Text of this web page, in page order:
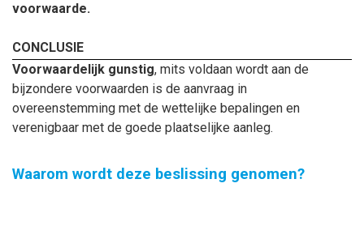
voorwaarde.
CONCLUSIE
Voorwaardelijk gunstig, mits voldaan wordt aan de
bijzondere voorwaarden is de aanvraag in
overeenstemming met de wettelijke bepalingen en
verenigbaar met de goede plaatselijke aanleg.
Waarom wordt deze beslissing genomen?